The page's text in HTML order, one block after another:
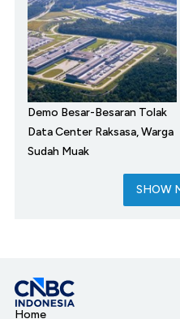
Demo Besar-Besaran Tolak
Data Center Raksasa, Warga
Sudah Muak
SHOW
Home